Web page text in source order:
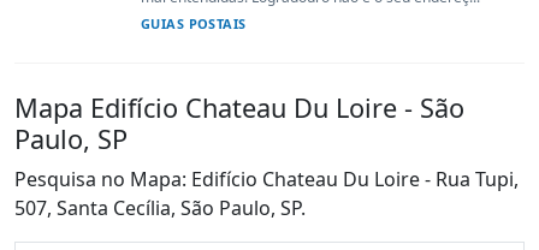
GUIAS POSTAIS
Mapa Edifício Chateau Du Loire - São
Paulo, SP
Pesquisa no Mapa: Edifício Chateau Du Loire - Rua Tupi,
507, Santa Cecília, São Paulo, SP.